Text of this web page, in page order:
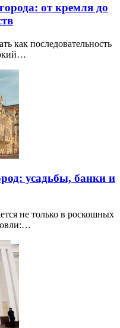
от кремля до
как последовательность
усадьбы, банки и
не только в роскошных